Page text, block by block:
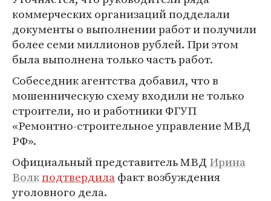
коммерческих организаций подделали
документы о выполнении работ и получили
более семи миллионов рублей. При этом
была выполнена только часть работ.
Собеседник агентства добавил, что в
мошенническую схему входили не только
строители, но и работники ФГУП
«Ремонтно-строительное управление МВД
РФ».
Официальный представитель МВД Ирина
Волкподтвердилафакт возбуждения
уголовного дела.